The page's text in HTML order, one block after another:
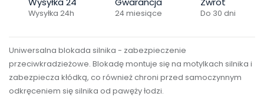
Wysyłka 24h 24 miesiące Do 30 dni
Uniwersalna blokada silnika - zabezpieczenie
przeciwkradzieżowe. Blokadę montuje się na motylkach silnika i
zabezpiecza kłódką, co również chroni przed samoczynnym
odkręceniem się silnika od pawęży łodzi.